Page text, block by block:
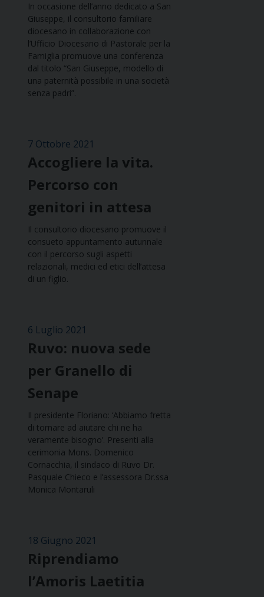
In occasione dell’anno dedicato a San
Giuseppe, il consultorio familiare
diocesano in collaborazione con
l’Ufficio Diocesano di Pastorale per la
Famiglia promuove una conferenza
dal titolo “San Giuseppe, modello di
una paternità possibile in una società
senza padri”.
7 Ottobre 2021
Accogliere la vita.
Percorso con
genitori in attesa
Il consultorio diocesano promuove il
consueto appuntamento autunnale
con il percorso sugli aspetti
relazionali, medici ed etici dell’attesa
di un figlio.
6 Luglio 2021
Ruvo: nuova sede
per Granello di
Senape
Il presidente Floriano: ‘Abbiamo fretta
di tornare ad aiutare chi ne ha
veramente bisogno’. Presenti alla
cerimonia Mons. Domenico
Cornacchia, il sindaco di Ruvo Dr.
Pasquale Chieco e l’assessora Dr.ssa
Monica Montaruli
18 Giugno 2021
Riprendiamo
l’Amoris Laetitia